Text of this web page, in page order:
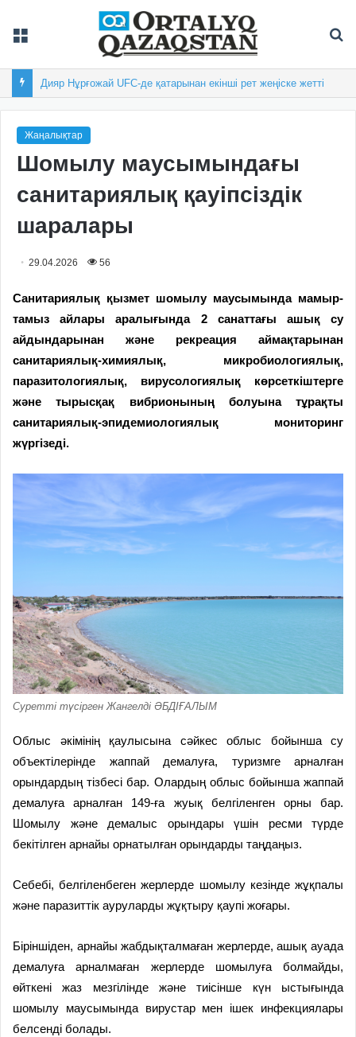
Дияр Нұрғожай UFC-де қатарынан екінші рет жеңіске жетті
Жаңалықтар
Шомылу маусымындағы
санитариялық қауіпсіздік
шаралары
29.04.2026 56
Санитариялық қызмет шомылу маусымында мамыр-
тамыз айлары аралығында 2 санаттағы ашық су
айдындарынан және рекреация аймақтарынан
санитариялық-химиялық, микробиологиялық,
паразитологиялық, вирусологиялық көрсеткіштерге
және тырысқақ вибрионының болуына тұрақты
санитариялық-эпидемиологиялық мониторинг
жүргізеді.
Суретті түсірген Жангелді ӘБДІҒАЛЫМ
Облыс әкімінің қаулысына сәйкес облыс бойынша су
объектілерінде жаппай демалуға, туризмге арналған
орындардың тізбесі бар. Олардың облыс бойынша жаппай
демалуға арналған 149-ға жуық белгіленген орны бар.
Шомылу және демалыс орындары үшін ресми түрде
бекітілген арнайы орнатылған орындарды таңдаңыз.
Себебі, белгіленбеген жерлерде шомылу кезінде жұқпалы
және паразиттік ауруларды жұқтыру қаупі жоғары.
Біріншіден, арнайы жабдықталмаған жерлерде, ашық ауада
демалуға арналмаған жерлерде шомылуға болмайды,
өйткені жаз мезгілінде және тиісінше күн ыстығында
шомылу маусымында вирустар мен ішек инфекциялары
белсенді болады.